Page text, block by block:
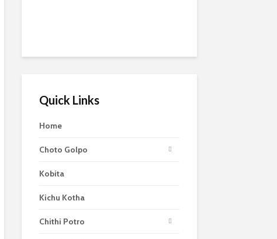
Quick Links
Home
Choto Golpo
Kobita
Kichu Kotha
Chithi Potro